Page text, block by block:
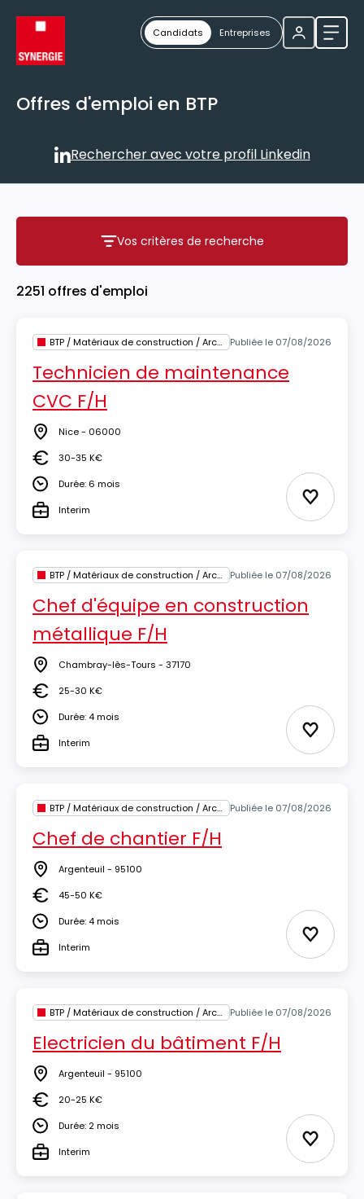
Candidats Entreprises
Offres d'emploi en BTP
Rechercher avec votre
Rechercher avec votre profil Linkedin
Vos critères de recherche
Vos critères de recherche
2251 offres d'emploi
BTP / Matériaux de construction / Architecture Publiée le 07/08/2026
Technicien de maintenance
CVC F/H
Lieu Nice - 06000
Salaire30-35 K€
DuréeDurée: 6 mois
TypeInterim Ajouter
BTP / Matériaux de construction / Architecture Publiée le 07/08/2026
Chef d'équipe en construction
métallique F/H
Lieu Chambray-lès-Tours - 37170
Salaire25-30 K€
DuréeDurée: 4 mois
TypeInterim Ajouter
BTP / Matériaux de construction / Architecture Publiée le 07/08/2026
Chef de chantier F/H
Lieu Argenteuil - 95100
Salaire45-50 K€
DuréeDurée: 4 mois
TypeInterim Ajouter
BTP / Matériaux de construction / Architecture Publiée le 07/08/2026
Electricien du bâtiment F/H
Lieu Argenteuil - 95100
Salaire20-25 K€
DuréeDurée: 2 mois
TypeInterim Ajouter